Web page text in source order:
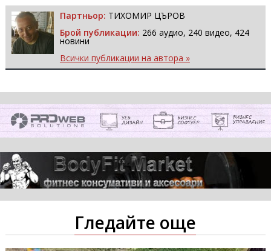
Партньор: ТИХОМИР ЦЪРОВ
Брой публикации: 266 аудио, 240 видео, 424
новини
Всички публикации на автора »
Гледайте още